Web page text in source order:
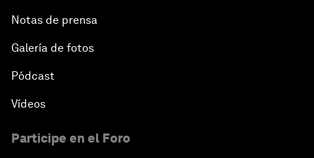
Notas de prensa
Galería de fotos
Pódcast
Vídeos
Participe en el Foro